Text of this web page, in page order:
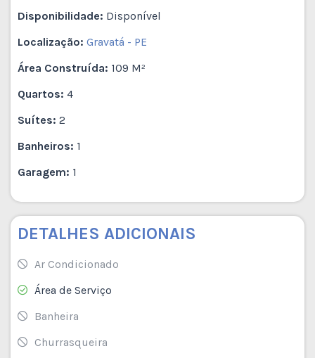
Disponibilidade: Disponível
Localização: Gravatá - PE
Área Construída:
109 M²
Quartos: 4
Suítes: 2
Banheiros: 1
Garagem: 1
DETALHES ADICIONAIS
Ar Condicionado
Área de Serviço
Banheira
Churrasqueira